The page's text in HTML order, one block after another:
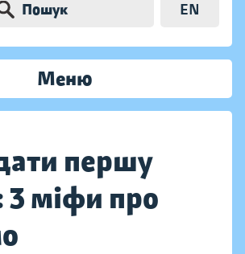
Пошук EN
Меню
першу
3 міфи про